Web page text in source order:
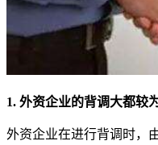
1. 外资企业的背调大都较
外资企业在进行背调时，